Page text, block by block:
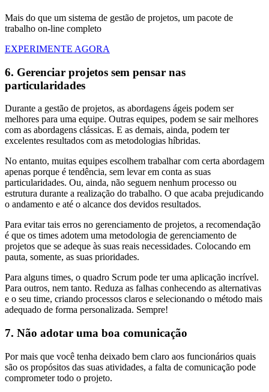
Mais do que um sistema de gestão de projetos, um pacote de
trabalho on-line completo
EXPERIMENTE AGORA
6. Gerenciar projetos sem pensar nas
particularidades
Durante a gestão de projetos, as abordagens ágeis podem ser
melhores para uma equipe. Outras equipes, podem se sair melhores
com as abordagens clássicas. E as demais, ainda, podem ter
excelentes resultados com as metodologias híbridas.
No entanto, muitas equipes escolhem trabalhar com certa abordagem
apenas porque é tendência, sem levar em conta as suas
particularidades. Ou, ainda, não seguem nenhum processo ou
estrutura durante a realização do trabalho. O que acaba prejudicando
o andamento e até o alcance dos devidos resultados.
Para evitar tais erros no gerenciamento de projetos, a recomendação
é que os times adotem uma metodologia de gerenciamento de
projetos que se adeque às suas reais necessidades. Colocando em
pauta, somente, as suas prioridades.
Para alguns times, o quadro Scrum pode ter uma aplicação incrível.
Para outros, nem tanto. Reduza as falhas conhecendo as alternativas
e o seu time, criando processos claros e selecionando o método mais
adequado de forma personalizada. Sempre!
7. Não adotar uma boa comunicação
Por mais que você tenha deixado bem claro aos funcionários quais
são os propósitos das suas atividades, a falta de comunicação pode
comprometer todo o projeto.